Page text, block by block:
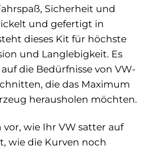
Sicherheit und
und gefertigt in
dieses Kit für höchste
und Langlebigkeit. Es
die Bedürfnisse von VW-
die das Maximum
herausholen möchten.
vor, wie Ihr VW satter auf
wie die Kurven noch